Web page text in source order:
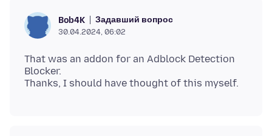
Bob4K Задавший вопрос
30.04.2024, 06:02
That was an addon for an Adblock Detection
Blocker.